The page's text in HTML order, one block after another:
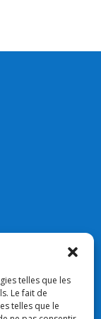
telles que les
Le fait de
telles que le